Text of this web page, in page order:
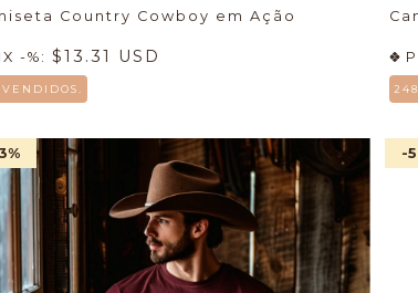
Country Cowboy em Ação
-%: $13.31 USD
% -